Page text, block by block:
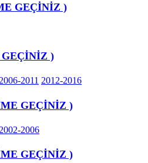
GEÇİNİZ )
)
2006-2011 2012-2016
GEÇİNİZ )
2002-2006
GEÇİNİZ )